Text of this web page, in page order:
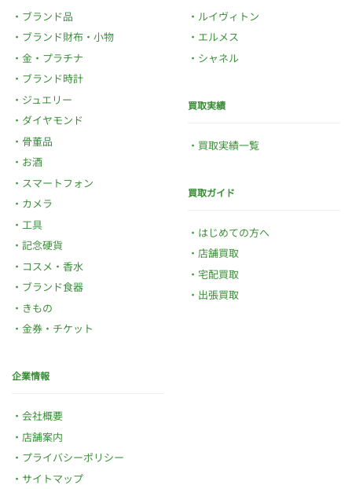
ブランド品
ブランド財布・小物
金・プラチナ
ブランド時計
ジュエリー
ダイヤモンド
骨董品
お酒
スマートフォン
カメラ
工具
記念硬貨
コスメ・香水
ブランド食器
きもの
金券・チケット
ルイヴィトン
エルメス
シャネル
買取実績
買取実績一覧
買取ガイド
はじめての方へ
店舗買取
宅配買取
出張買取
企業情報
会社概要
店舗案内
プライバシーポリシー
サイトマップ